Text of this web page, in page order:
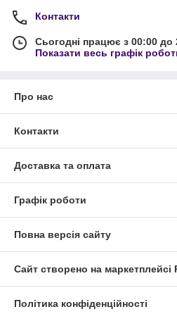
Контакти
Сьогодні працює з 00:00 до
Показати весь графік
Про нас
Контакти
Доставка та оплата
Графік роботи
Повна версія сайту
Сайт створено на маркетплейсі
Політика конфіденційності